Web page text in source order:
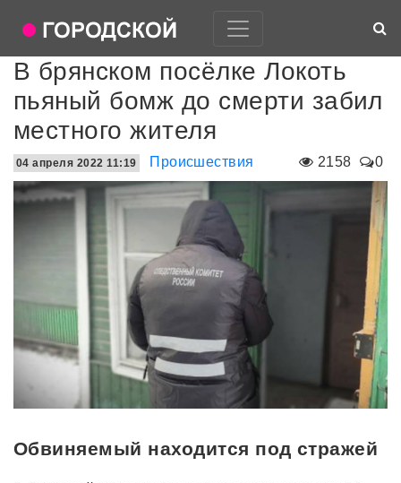
В брянском посёлке Локоть
пьяный бомж до смерти забил
местного жителя
2158 0
04 апреля 2022 11:19 Происшествия
Обвиняемый находится под стражей